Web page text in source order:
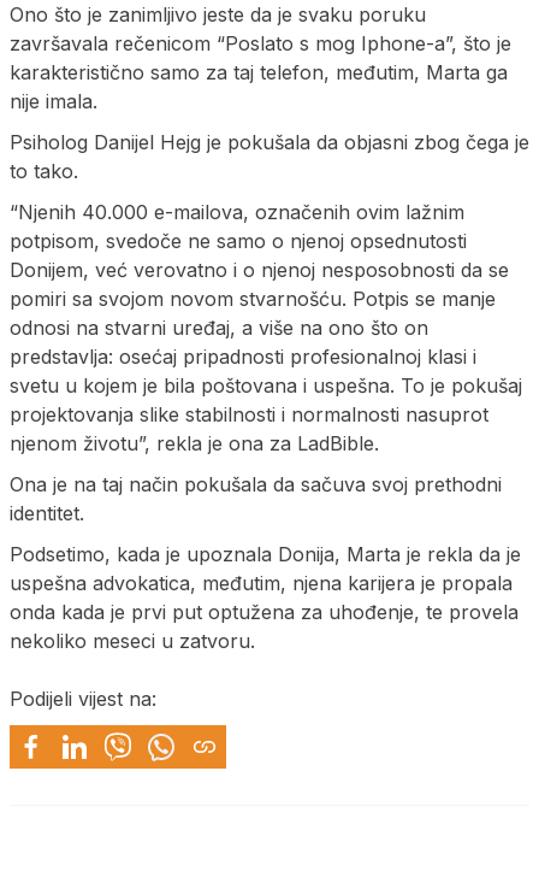
Ono što je zanimljivo jeste da je svaku poruku
završavala rečenicom “Poslato s mog Iphone-a”, što je
karakteristično samo za taj telefon, međutim, Marta ga
nije imala.
Psiholog Danijel Hejg je pokušala da objasni zbog čega je
to tako.
“Njenih 40.000 e-mailova, označenih ovim lažnim
potpisom, svedoče ne samo o njenoj opsednutosti
Donijem, već verovatno i o njenoj nesposobnosti da se
pomiri sa svojom novom stvarnošću. Potpis se manje
odnosi na stvarni uređaj, a više na ono što on
predstavlja: osećaj pripadnosti profesionalnoj klasi i
svetu u kojem je bila poštovana i uspešna. To je pokušaj
projektovanja slike stabilnosti i normalnosti nasuprot
njenom životu”, rekla je ona za LadBible.
Ona je na taj način pokušala da sačuva svoj prethodni
identitet.
Podsetimo, kada je upoznala Donija, Marta je rekla da je
uspešna advokatica, međutim, njena karijera je propala
onda kada je prvi put optužena za uhođenje, te provela
nekoliko meseci u zatvoru.
Podijeli vijest na: